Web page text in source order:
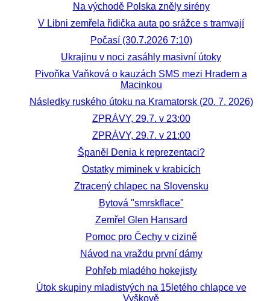
Na východě Polska zněly sirény
V Libni zemřela řidička auta po srážce s tramvají
Počasí (30.7.2026 7:10)
Ukrajinu v noci zasáhly masivní útoky
Pivoňka Vaňková o kauzách SMS mezi Hradem a
Macinkou
Následky ruského útoku na Kramatorsk (20. 7. 2026)
ZPRÁVY, 29.7. v 23:00
ZPRÁVY, 29.7. v 21:00
Španěl Denia k reprezentaci?
Ostatky miminek v krabicích
Ztracený chlapec na Slovensku
Bytová "smrskflace"
Zemřel Glen Hansard
Pomoc pro Čechy v cizině
Návod na vraždu první dámy
Pohřeb mladého hokejisty
Útok skupiny mladistvých na 15letého chlapce ve
Vyškově